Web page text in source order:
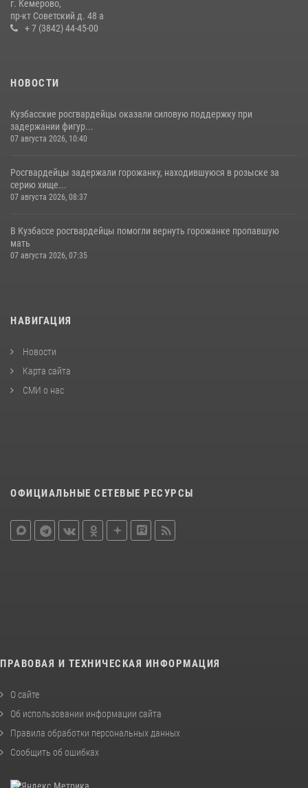
16 июля 2026, 06:43
г. Кемерово,
пр-кт Советский д. 48 а
+ 7 (3842) 44-45-00
НОВОСТИ
Кузбасские росгвардейцы оказали силовую поддержку при
задержании фигур...
07 августа 2026, 10:40
Росгвардейцы задержали горожанку, находившуюся в розыске за
серию хище...
07 августа 2026, 08:37
В Кузбассе росгвардейцы помогли вернуть горожанке пропавшую
мать
07 августа 2026, 07:35
НАВИГАЦИЯ
Новости
Карта сайта
СМИ о нас
ОФИЦИАЛЬНЫЕ СЕТЕВЫЕ РЕСУРСЫ
ПРАВОВАЯ И ТЕХНИЧЕСКАЯ ИНФОРМАЦИЯ
О сайте
Об использовании информации сайта
Правила обработки персональных данных
Сообщить об ошибках